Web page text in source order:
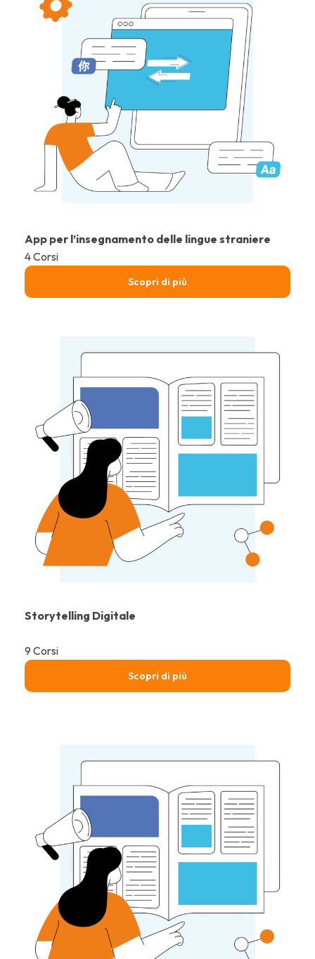
App per l’insegnamento delle lingue straniere
4 Corsi
Scopri di più
Storytelling Digitale
9 Corsi
Scopri di più